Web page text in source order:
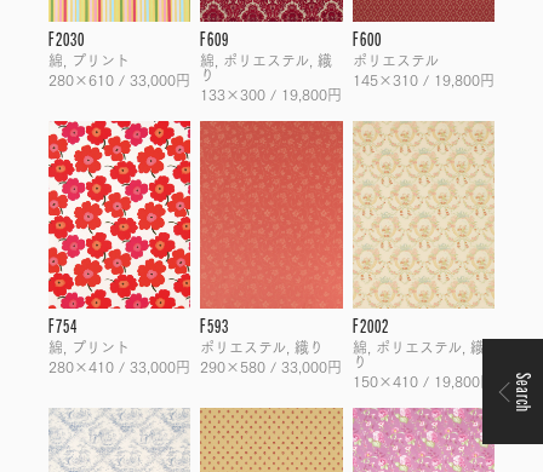
F2030
綿, プリント
280×610 / 33,000円
F609
綿, ポリエステル, 織
り
133×300 / 19,800円
F600
ポリエステル
145×310 / 19,800円
F754
綿, プリント
280×410 / 33,000円
F593
ポリエステル, 織り
290×580 / 33,000円
F2002
綿, ポリエステル, 織
り
150×410 / 19,800円
Search